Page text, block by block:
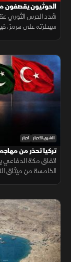
الحوثيون يقصفون
بسوريا
شدد الحرس الثوري
سيطرته على هرمز،
الشرق للأخبار أخبار
تركيا تحذر من
وطهران
اتفاق مكة الدفاعي
الخامسة من ميثاق